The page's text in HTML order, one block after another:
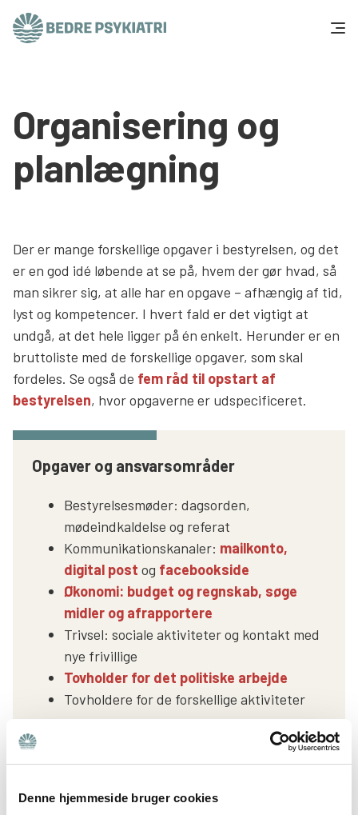
Denne hjemmeside bruger cookies
Tal og fakta
Om os
Presse og politik
Støt os
Søg
Organisering og
planlægning
Der er mange forskellige opgaver i bestyrelsen, og det
er en god idé løbende at se på, hvem der gør hvad, så
man sikrer sig, at alle har en opgave – afhængig af tid,
lyst og kompetencer. I hvert fald er det vigtigt at
undgå, at det hele ligger på én enkelt. Herunder er en
bruttoliste med de forskellige opgaver, som skal
fordeles. Se også de fem råd til opstart af
bestyrelsen, hvor opgaverne er udspecificeret.
Opgaver og ansvarsområder
Bestyrelsesmøder: dagsorden,
mødeindkaldelse og referat
Kommunikationskanaler: mailkonto,
digital post og facebookside
Økonomi: budget og regnskab, søge
midler og afrapportere
Trivsel: sociale aktiviteter og kontakt med
nye frivillige
Tovholder for det politiske arbejde
Tovholdere for de forskellige aktiviteter
Brug evt. vores planlægningskalender i Excel, når